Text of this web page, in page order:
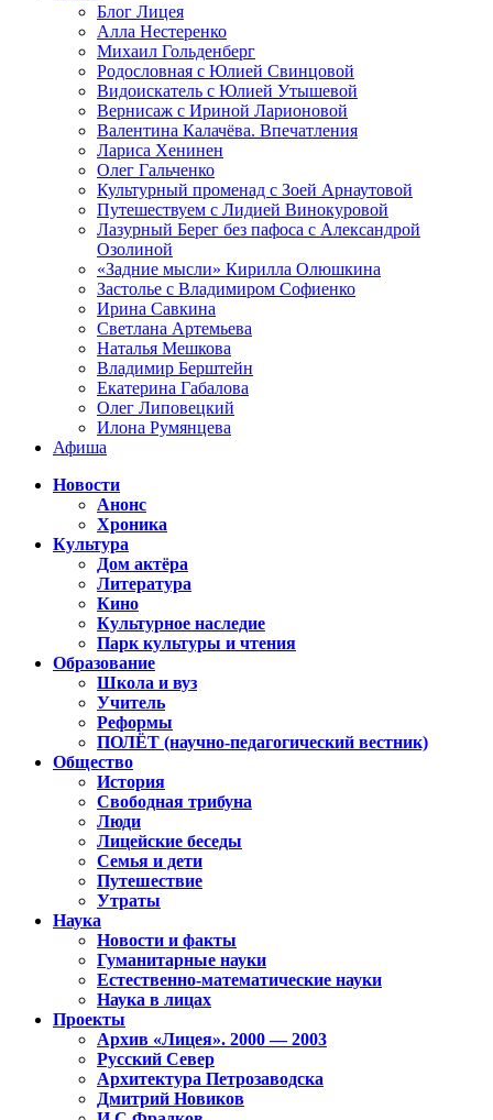
Блог Лицея
Алла Нестеренко
Михаил Гольденберг
Родословная с Юлией Свинцовой
Видоискатель с Юлией Утышевой
Вернисаж с Ириной Ларионовой
Валентина Калачёва. Впечатления
Лариса Хенинен
Олег Гальченко
Культурный променад с Зоей Арнаутовой
Путешествуем с Лидией Винокуровой
Лазурный Берег без пафоса с Александрой
Озолиной
«Задние мысли» Кирилла Олюшкина
Застолье с Владимиром Софиенко
Ирина Савкина
Светлана Артемьева
Наталья Мешкова
Владимир Берштейн
Екатерина Габалова
Олег Липовецкий
Илона Румянцева
Афиша
Новости
Анонс
Хроника
Культура
Дом актёра
Литература
Кино
Культурное наследие
Парк культуры и чтения
Образование
Школа и вуз
Учитель
Реформы
ПОЛЁТ (научно-педагогический вестник)
Общество
История
Свободная трибуна
Люди
Лицейские беседы
Семья и дети
Путешествие
Утраты
Наука
Новости и факты
Гуманитарные науки
Естественно-математические науки
Наука в лицах
Проекты
Архив «Лицея». 2000 — 2003
Русский Север
Архитектура Петрозаводска
Дмитрий Новиков